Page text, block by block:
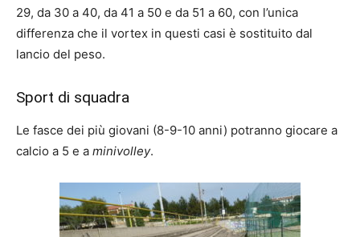
29, da 30 a 40, da 41 a 50 e da 51 a 60, con l’unica
differenza che il vortex in questi casi è sostituito dal
lancio del peso.
Sport di squadra
Le fasce dei più giovani (8-9-10 anni) potranno giocare a
calcio a 5 e a minivolley.